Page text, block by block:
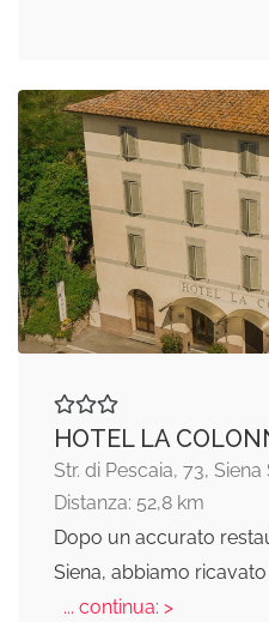
HOTEL LA
Str. di Pescaia, 73, Siena
Distanza: 52,8 km
Dopo un accurato
Siena, abbiamo
... continua: >